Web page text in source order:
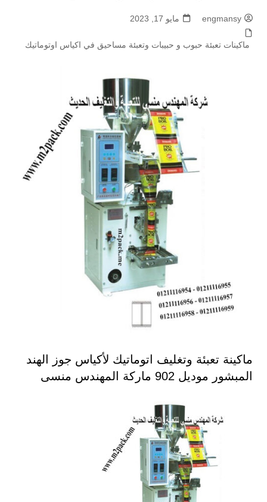
engmansy مايو 17, 2023
ماكينات تعبئة حبوب و حبيبات وتعبئة مساحيق في اكياس اوتوماتيك
ماكينة تعبئة وتغليف اتوماتيك لأكياس جوز الهند
المبشور موديل 902 ماركة المهندس منسى